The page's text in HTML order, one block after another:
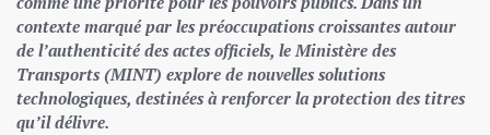
contexte marqué par les préoccupations croissantes autour
de l’authenticité des actes officiels, le Ministère des
Transports (MINT) explore de nouvelles solutions
technologiques, destinées à renforcer la protection des titres
qu’il délivre.